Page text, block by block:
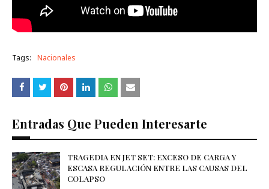
Tags: Nacionales
Entradas Que Pueden Interesarte
TRAGEDIA EN JET SET: EXCESO DE CARGA Y
ESCASA REGULACIÓN ENTRE LAS CAUSAS DEL
COLAPSO